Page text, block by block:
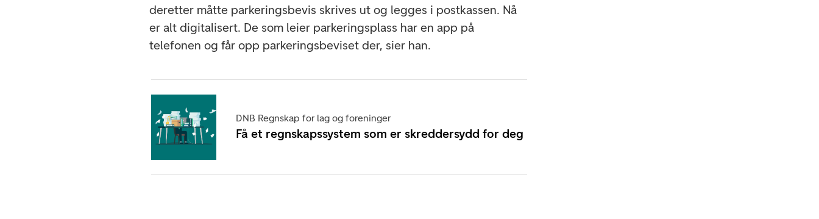
deretter måtte parkeringsbevis skrives ut og legges i postkassen. Nå
er alt digitalisert. De som leier parkeringsplass har en app på
telefonen og får opp parkeringsbeviset der, sier han.
DNB Regnskap for lag og foreninger
Få et regnskapssystem som er skreddersydd for deg